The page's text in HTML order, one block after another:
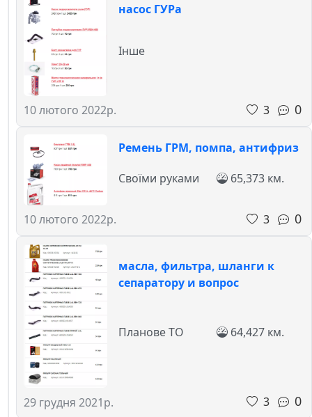
насос ГУРа
10 лютого 2022р.
Інше
3 0
Ремень ГРМ, помпа, антифриз
10 лютого 2022р.
Своїми руками 65,373 км.
3 0
масла, фильтра, шланги к
сепаратору и вопрос
29 грудня 2021р.
Планове ТО 64,427 км.
3 0